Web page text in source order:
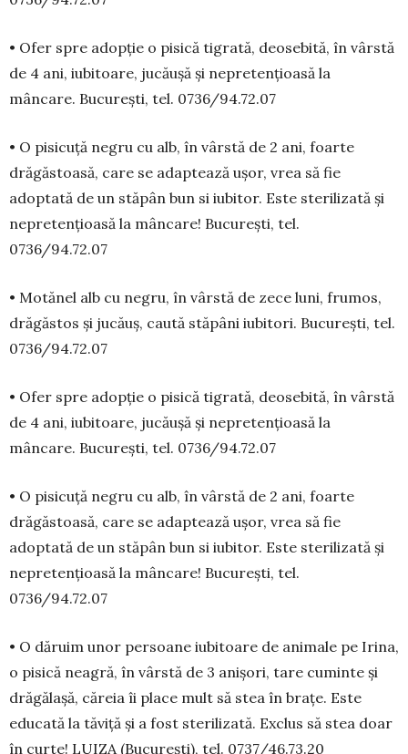
• Ofer spre adopție o pisică tigrată, deo­sebită, în vârstă
de 4 ani, iubitoare, jucăușă și nepre­ten­țioasă la
mâncare. Bucu­rești, tel. 0736/94.72.07
• O pisicuță negru cu alb, în vârstă de 2 ani, foarte
drăgăstoasă, care se adaptează ușor, vrea să fie
adoptată de un stăpân bun si iu­bi­tor. Este ste­rilizată și
nepretențioasă la mân­care! Bucu­rești, tel.
0736/94.72.07
• Motănel alb cu negru, în vârstă de zece luni, frumos,
drăgăstos și jucăuș, caută stăpâni iubitori. București, tel.
0736/94.72.07
• Ofer spre adopție o pisică tigrată, deo­se­bită, în vârstă
de 4 ani, iubitoare, jucăușă și ne­pre­ten­țioasă la
mâncare. București, tel. 0736/94.72.07
• O pisicuță negru cu alb, în vârstă de 2 ani, foarte
drăgăstoasă, care se adaptează ușor, vrea să fie
adoptată de un stăpân bun si iubitor. Este sterilizată și
nepretențioasă la mâncare! Bucu­rești, tel.
0736/94.72.07
• O dăruim unor persoane iubitoare de ani­male pe Irina,
o pisică neagră, în vârstă de 3 anișori, tare cuminte și
drăgălașă, căreia îi place mult să stea în brațe. Este
educată la tă­viţă și a fost sterilizată. Exclus să stea doar
în curte! LUIZA (București), tel. 0737/46.73.20